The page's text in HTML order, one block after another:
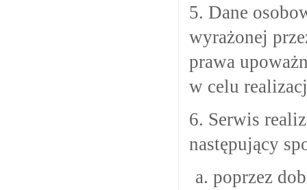
5. Dane
wyrażonej
prawa
w celu
6. Serwis
następujący
poprzez